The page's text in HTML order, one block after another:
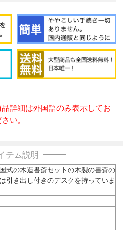
詳細は外国語のみ表示してお
い。
テム説明
式の木造書斎セットの木製の書斎の
引き出し付きのデスクを持っていま